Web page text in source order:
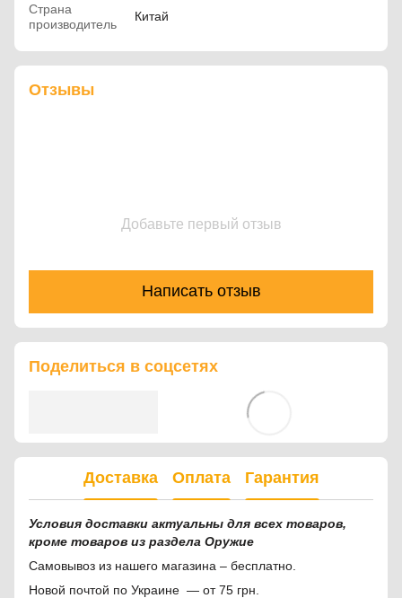
Страна
производитель
Китай
Отзывы
Добавьте первый отзыв
Написать отзыв
Поделиться в соцсетях
Доставка Оплата Гарантия
Условия доставки актуальны для всех товаров,
кроме товаров из раздела Оружие
Самовывоз из нашего магазина – бесплатно.
Новой почтой по Украине — от 75 грн.